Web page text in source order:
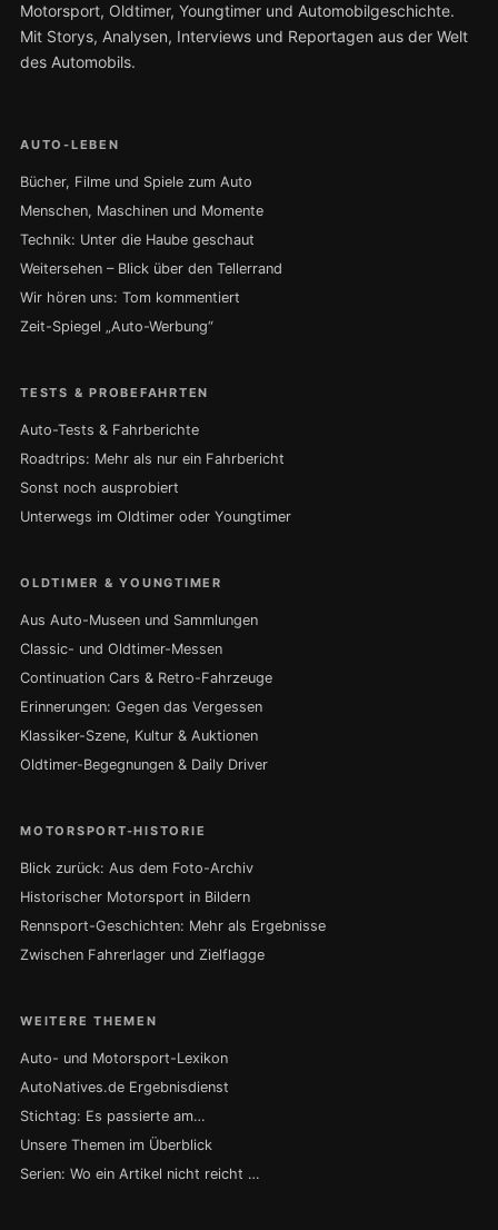
Motorsport, Oldtimer, Youngtimer und Automobilgeschichte.
Mit Storys, Analysen, Interviews und Reportagen aus der Welt
des Automobils.
AUTO-LEBEN
Bücher, Filme und Spiele zum Auto
Menschen, Maschinen und Momente
Technik: Unter die Haube geschaut
Weitersehen – Blick über den Tellerrand
Wir hören uns: Tom kommentiert
Zeit-Spiegel „Auto-Werbung“
TESTS & PROBEFAHRTEN
Auto-Tests & Fahrberichte
Roadtrips: Mehr als nur ein Fahrbericht
Sonst noch ausprobiert
Unterwegs im Oldtimer oder Youngtimer
OLDTIMER & YOUNGTIMER
Aus Auto-Museen und Sammlungen
Classic- und Oldtimer-Messen
Continuation Cars & Retro-Fahrzeuge
Erinnerungen: Gegen das Vergessen
Klassiker-Szene, Kultur & Auktionen
Oldtimer-Begegnungen & Daily Driver
MOTORSPORT-HISTORIE
Blick zurück: Aus dem Foto-Archiv
Historischer Motorsport in Bildern
Rennsport-Geschichten: Mehr als Ergebnisse
Zwischen Fahrerlager und Zielflagge
WEITERE THEMEN
Auto- und Motorsport-Lexikon
AutoNatives.de Ergebnisdienst
Stichtag: Es passierte am…
Unsere Themen im Überblick
Serien: Wo ein Artikel nicht reicht …